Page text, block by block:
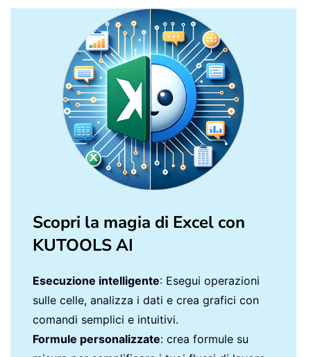
Scopri la magia di Excel con
KUTOOLS AI
Esecuzione intelligente: Esegui operazioni
sulle celle, analizza i dati e crea grafici con
comandi semplici e intuitivi.
Formule personalizzate: crea formule su